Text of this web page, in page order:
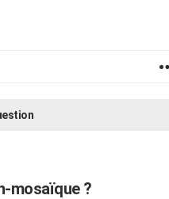
mosaïque ?